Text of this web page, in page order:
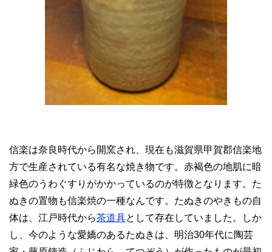
信楽は奈良時代から開窯され、現在も滋賀県甲賀郡信楽地
方で生産されている有名な焼き物です。赤褐色の地肌に暗
緑色のうわぐすりがかかっているのが特徴となります。た
ぬきの置物も信楽焼の一種なんです。たぬきのやきもの自
体は、江戸時代から茶道具として存在していました。しか
し、今のような愛嬌のあるたぬきは、明治30年代に陶芸